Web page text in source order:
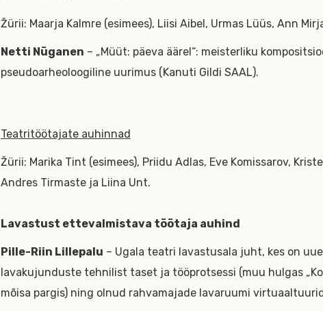
Žürii: Maarja Kalmre (esimees), Liisi Aibel, Urmas Lüüs, Ann
Netti Nüganen – „Müüt: päeva äärel“: meisterliku
pseudoarheoloogiline uurimus (Kanuti Gildi SAAL).
Teatritöötajate auhinnad
Žürii: Marika Tint (esimees), Priidu Adlas, Eve Komissarov,
Andres Tirmaste ja Liina Unt.
Lavastust ettevalmistava töötaja auhind
Pille-Riin Lillepalu – Ugala teatri lavastusala juht, kes on
lavakujunduste tehnilist taset ja tööprotsessi (muu hulgas
mõisa pargis) ning olnud rahvamajade lavaruumi